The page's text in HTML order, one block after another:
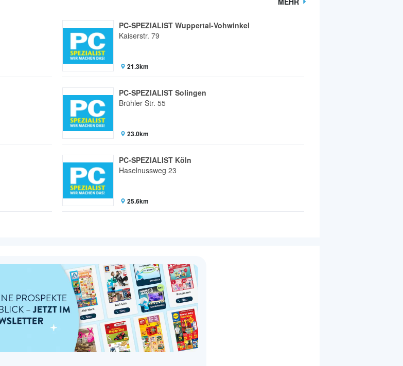
PC-SPEZIALIST Wuppertal-Vohwinkel
Kaiserstr. 79
21.3km
PC-SPEZIALIST Solingen
Brühler Str. 55
23.0km
PC-SPEZIALIST Köln
Haselnussweg 23
25.6km